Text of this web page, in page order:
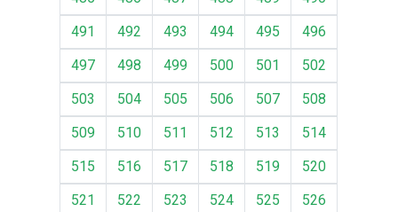
491
492 493 494 495
496
497
498 499 500 501
502
503
504 505 506 507
508
509
510 511 512 513
514
515
516 517 518 519
520
521
522 523 524 525
526